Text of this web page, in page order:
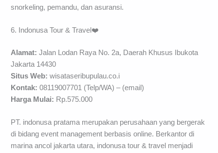
snorkeling, pemandu, dan asuransi.
6. Indonusa Tour & Travel❤️
Alamat: Jalan Lodan Raya No. 2a, Daerah Khusus Ibukota
Jakarta 14430
Situs Web: wisataseribupulau.co.i
Kontak: 08119007701 (Telp/WA) – (email)
Harga Mulai: Rp.575.000
PT. indonusa pratama merupakan perusahaan yang bergerak
di bidang event management berbasis online. Berkantor di
marina ancol jakarta utara, indonusa tour & travel menjadi